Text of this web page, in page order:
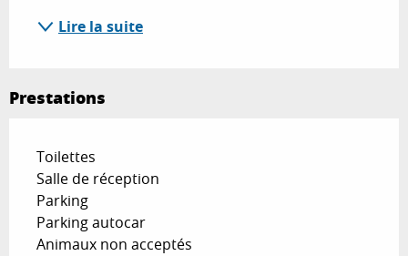
Lire la suite
Prestations
Toilettes
Salle de réception
Parking
Parking autocar
Animaux non acceptés